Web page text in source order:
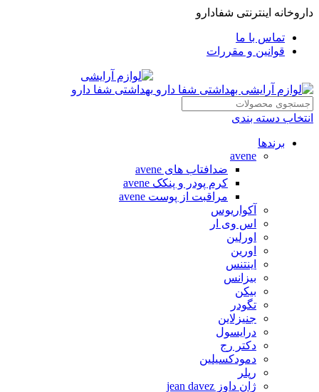
داروخانه اینترنتی شفادارو
تماس با ما
قوانین و مقررات
انتخاب دسته بندی
برندها
avene
ضدافتاب های avene
کرم پودر و پنکک avene
مراقبت از پوست avene
آکواریوس
اس وی ار
اورلین
اورین
اینتنس
بیزانس
بیکن
تگودر
جنیزلاین
درایسول
دکتر رج
دمودکسیلین
رپلر
ژان داوز jean davez